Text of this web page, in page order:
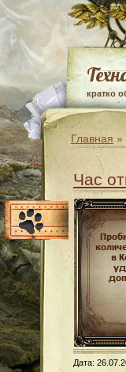
кратко
Главная »
Час
Дата: